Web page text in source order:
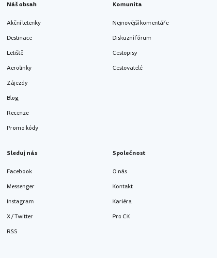
Náš obsah
Akční letenky
Destinace
Letiště
Aerolinky
Zájezdy
Blog
Recenze
Promo kódy
Komunita
Nejnovější komentáře
Diskuzní fórum
Cestopisy
Cestovatelé
Sleduj nás
Facebook
Messenger
Instagram
X / Twitter
RSS
Společnost
O nás
Kontakt
Kariéra
Pro CK